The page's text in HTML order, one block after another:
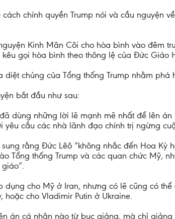
chính quyền Trump nói và cầu nguyện
Kinh Mân Côi cho hòa bình vào đêm
gọi hòa bình theo thông lệ của Đức Giáo
chủng của Tổng thống Trump nhằm phá
bắt đầu như sau:
dùng những lời lẽ mạnh mẽ nhất để lên
cầu các nhà lãnh đạo chính trị ngừng
rằng Đức Lêô “không nhắc đến Hoa Kỳ
Tổng thống Trump và các quan chức Mỹ,
cho Mỹ ở Iran, nhưng có lẽ cũng có
cho Vladimir Putin ở Ukraine.
án cá nhân nào từ bục giảng, mà chỉ